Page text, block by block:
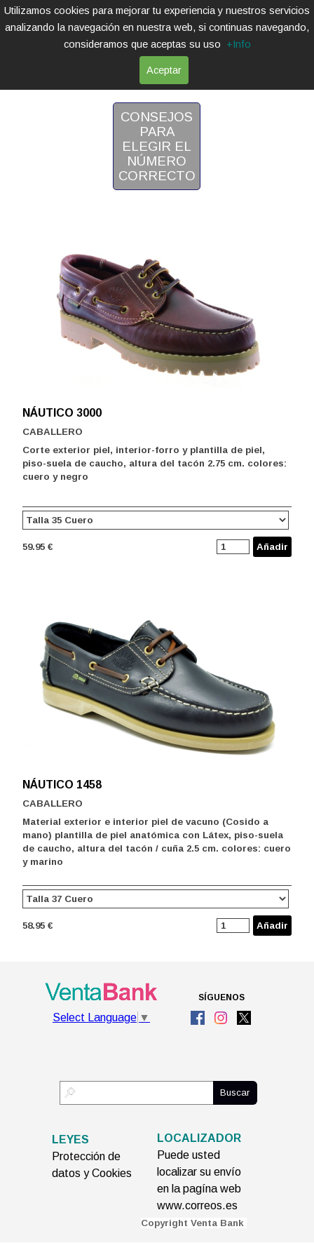
Utilizamos cookies para mejorar tu experiencia y nuestros servicios
analizando la navegación en nuestra web, si continuas navegando,
consideramos que aceptas su uso +Info
Aceptar
CONSEJOS
PARA
ELEGIR EL
NÚMERO
CORRECTO
NÁUTICO 3000
CABALLERO
Corte exterior piel, interior-forro y plantilla de piel,
piso-suela de caucho, altura del tacón 2.75 cm. colores:
cuero y negro
59.95 € Añadir
NÁUTICO 1458
CABALLERO
Material exterior e interior piel de vacuno (Cosido a
mano) plantilla de piel anatómica con Látex, piso-suela
de caucho, altura del tacón / cuña 2.5 cm. colores: cuero
y marino
58.95 € Añadir
SÍGUENOS
Copyright Venta Bank
Buscar
LEYES
Protección de
datos y Cookies
LOCALIZADOR
Puede usted
localizar su envío
en la pagína web
www.correos.es
Select Language ▼